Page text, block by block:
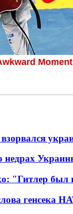
недрах
"Гитлер был
генсека